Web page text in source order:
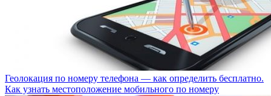
Геолокация по номеру телефона — как определить бесплатно.
Как узнать местоположение мобильного по номеру